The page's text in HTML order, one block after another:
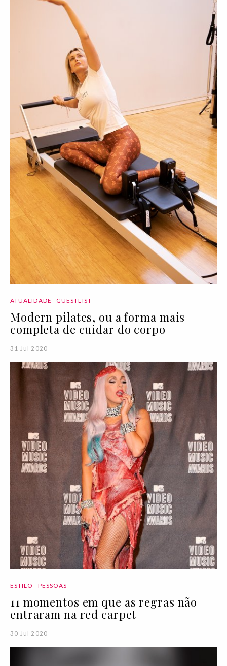
ATUALIDADE GUESTLIST
Modern pilates, ou a forma mais
completa de cuidar do corpo
31 Jul 2020
ESTILO PESSOAS
11 momentos em que as regras não
entraram na red carpet
30 Jul 2020